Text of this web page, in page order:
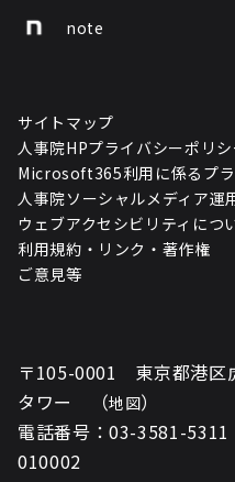
note
サイトマップ
人事院HPプライバシーポリシ
Microsoft365利用に係るプ
人事院ソーシャルメディア運
ウェブアクセシビリティにつ
利用規約・リンク・著作権
ご意見等
〒105-0001 東京都港
タワー （地図）
電話番号：03-3581-
010002